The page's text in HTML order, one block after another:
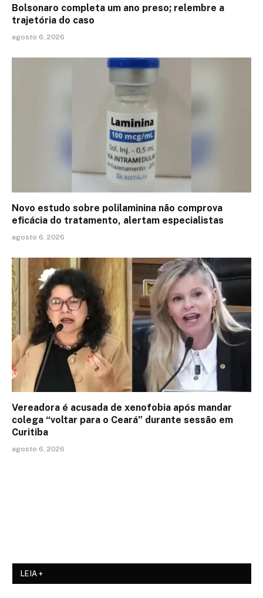
Bolsonaro completa um ano preso; relembre a
trajetória do caso
agosto 6, 2026
Novo estudo sobre polilaminina não comprova
eficácia do tratamento, alertam especialistas
agosto 6, 2026
Vereadora é acusada de xenofobia após mandar
colega “voltar para o Ceará” durante sessão em
Curitiba
agosto 6, 2026
LEIA +